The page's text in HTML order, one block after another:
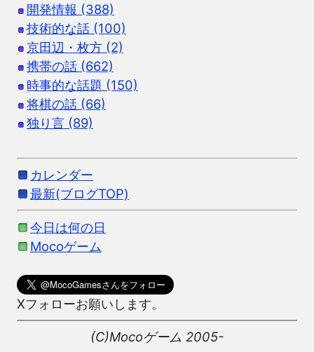
開発情報 (388)
技術的な話 (100)
京田辺・枚方 (2)
携帯の話 (662)
時事的な話題 (150)
将棋の話 (66)
独り言 (89)
カレンダー
最新(ブログTOP)
今日は何の日
Mocoゲーム
Xフォローお願いします。
(C)Mocoゲーム 2005-